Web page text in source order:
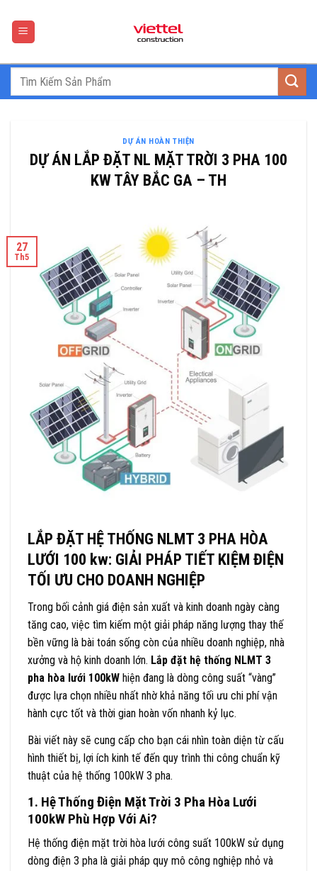
content
DỰ ÁN HOÀN THIỆN
DỰ ÁN LẮP ĐẶT NL MẶT TRỜI 3 PHA 100
KW TÂY BẮC GA – TH
27
Th5
LẮP ĐẶT HỆ THỐNG NLMT 3 PHA HÒA
LƯỚI 100 kw: GIẢI PHÁP TIẾT KIỆM ĐIỆN
TỐI ƯU CHO DOANH NGHIỆP
Trong bối cảnh giá điện sản xuất và kinh doanh ngày càng
tăng cao, việc tìm kiếm một giải pháp năng lượng thay thế
bền vững là bài toán sống còn của nhiều doanh nghiệp, nhà
xưởng và hộ kinh doanh lớn. Lắp đặt hệ thống NLMT 3
pha hòa lưới 100kW hiện đang là dòng công suất “vàng”
được lựa chọn nhiều nhất nhờ khả năng tối ưu chi phí vận
hành cực tốt và thời gian hoàn vốn nhanh kỷ lục.
Bài viết này sẽ cung cấp cho bạn cái nhìn toàn diện từ cấu
hình thiết bị, lợi ích kinh tế đến quy trình thi công chuẩn kỹ
thuật của hệ thống 100kW 3 pha.
1. Hệ Thống Điện Mặt Trời 3 Pha Hòa Lưới
100kW Phù Hợp Với Ai?
Hệ thống điện mặt trời hòa lưới công suất 100kW sử dụng
dòng điện 3 pha là giải pháp quy mô công nghiệp nhỏ và